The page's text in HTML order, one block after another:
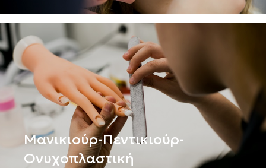
Μανικιούρ-Πεντικιούρ-
Ονυχοπλαστική